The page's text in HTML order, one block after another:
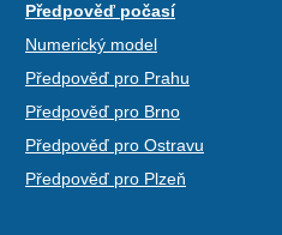
Předpověď počasí
Numerický model
Předpověď pro Prahu
Předpověď pro Brno
Předpověď pro Ostravu
Předpověď pro Plzeň